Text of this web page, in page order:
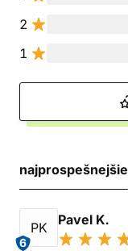
2
1
najprospešnejšie
PK
6
Pavel K.